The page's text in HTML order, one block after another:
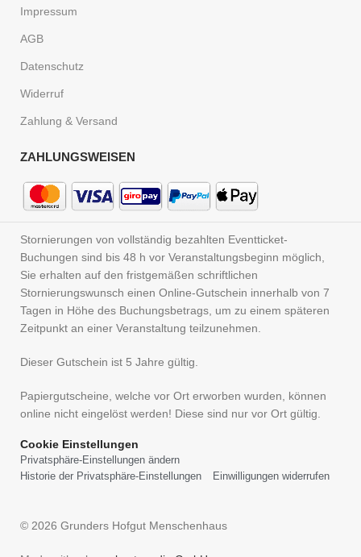
Impressum
AGB
Datenschutz
Widerruf
Zahlung & Versand
ZAHLUNGSWEISEN
Stornierungen von vollständig bezahlten Eventticket-
Buchungen sind bis 48 h vor Veranstaltungsbeginn möglich,
Sie erhalten auf den fristgemäßen schriftlichen
Stornierungswunsch einen Online-Gutschein innerhalb von 7
Tagen in Höhe des Buchungsbetrags, um zu einem späteren
Zeitpunkt an einer Veranstaltung teilzunehmen.
Dieser Gutschein ist 5 Jahre gültig.
Papiergutscheine, welche vor Ort erworben wurden, können
online nicht eingelöst werden! Diese sind nur vor Ort gültig.
Cookie Einstellungen
Privatsphäre-Einstellungen ändern
Historie der Privatsphäre-Einstellungen
Einwilligungen widerrufen
© 2026 Grunders Hofgut Menschenhaus